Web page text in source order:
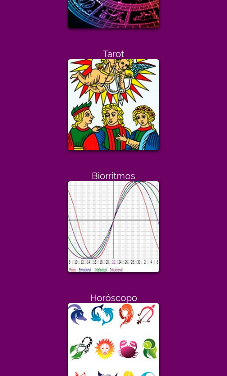
Tarot
Biorritmos
Horóscopo